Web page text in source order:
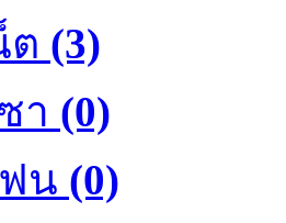
ต (3)
า (0)
น (0)